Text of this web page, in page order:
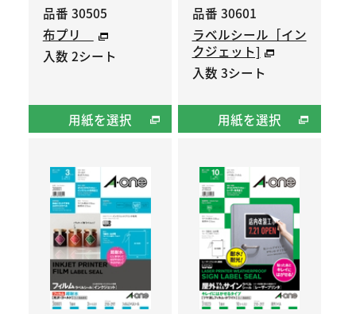
品番 30505
布プリ
入数 2シート
用紙を選択
品番 30601
ラベルシール［イン
クジェット]
入数 3シート
用紙を選択